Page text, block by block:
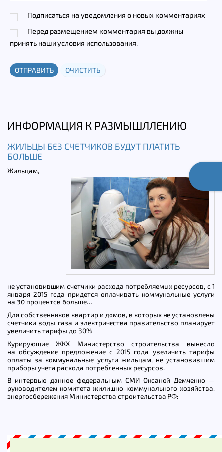
Подписаться на уведомления о новых комментариях
Перед размещением комментария вы должны
принять наши условия использования.
ОТПРАВИТЬ ОЧИСТИТЬ
ИНФОРМАЦИЯ К РАЗМЫШЛЛЕНИЮ
ЖИЛЬЦЫ БЕЗ СЧЕТЧИКОВ БУДУТ ПЛАТИТЬ
БОЛЬШЕ
Жильцам,
не установившим счетчики расхода потребляемых ресурсов, с 1
января 2015 года придется оплачивать коммунальные услуги
на 30 процентов больше…
Для собственников квартир и домов, в которых не установлены
счетчики воды, газа и электричества правительство планирует
увеличить тарифы до 30%
Курирующие ЖКХ Министерство строительства вынесло
на обсуждение предложение с 2015 года увеличить тарифы
оплаты за коммунальные услуги жильцам, не установившим
приборы учета расхода потребленных ресурсов.
В интервью данное федеральным СМИ Оксаной Демченко —
руководителем комитета жилищно-коммунального хозяйства,
энергосбережения Министерства строительства РФ: